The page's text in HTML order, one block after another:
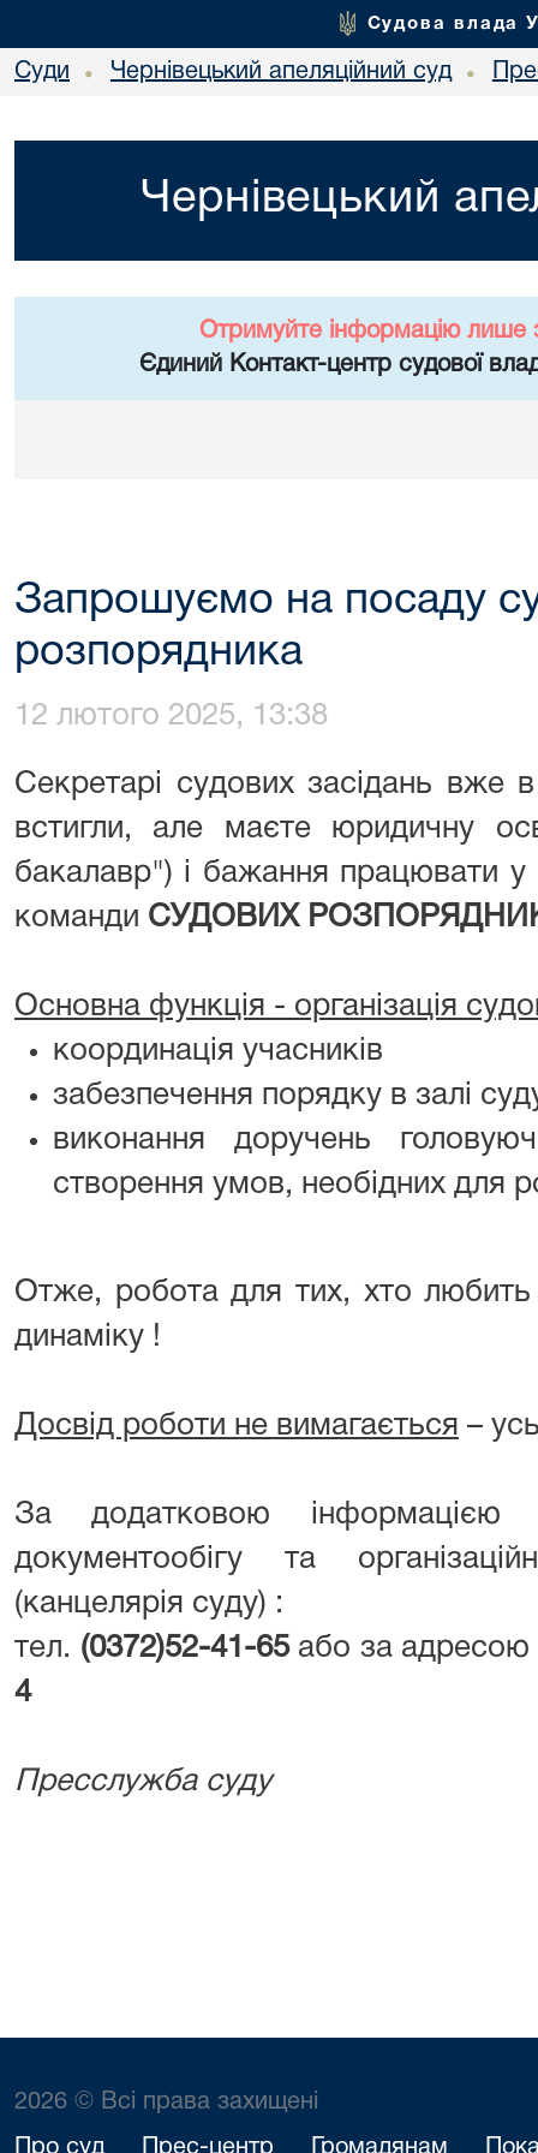
Судова влада
Суди • Чернівецький апеляційний суд •
Чернівецький
Отримуйте інформацію лише
Єдиний Контакт-центр судової
Запрошуємо на посаду
розпорядника
12 лютого 2025, 13:38
Секретарі судових засідань
встигли, але маєте юридичну
бакалавр") і бажання працювати
команди СУДОВИХ
Основна функція ️- організація
координація учасників
забезпечення порядку в залі
виконання доручень
створення умов, необідних для
Отже, робота для тих, хто любить
динаміку !
Досвід роботи не вимагається –
За додатковою інформацією
документообігу та
(канцелярія суду) :
тел. (0372)52-41-65або за
4
Пресслужба суду
2026 © Всі права захищені
Про суд Прес-центр Громадянам